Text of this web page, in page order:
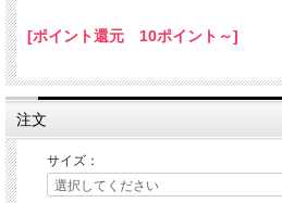
[ポイント還元 10ポイント～]
注文
サイズ：